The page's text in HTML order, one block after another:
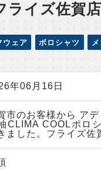
ライズ佐賀店
ウェア ポロシャツ
年06月16日
市のお客様から ア
CLIMA COOLポロ
ました。フライズ佐